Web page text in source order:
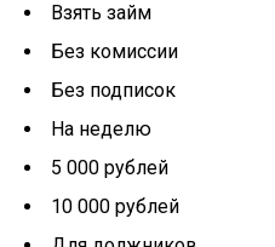
Взять займ
Без комиссии
Без подписок
На неделю
5 000 рублей
10 000 рублей